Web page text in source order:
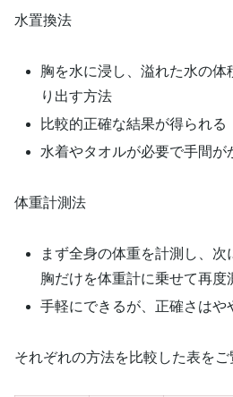
水置換法
胸を水に浸し、溢れた水の体
り出す方法
比較的正確な結果が得られる
水着やタオルが必要で手間が
体重計測法
まず全身の体重を計測し、次
胸だけを体重計に乗せて再度
手軽にできるが、正確さはや
それぞれの方法を比較した表をご